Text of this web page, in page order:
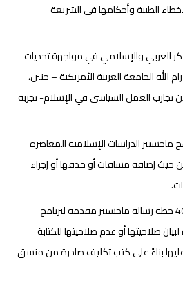
الطبية وأحكامها في الشريعة
العربي والإسلامي في مواجهة تحديات
الجامعة العربية الأمريكية – جنين،
تجارب العمل السياسي في الإسلام- تجربة
ماجستير الدراسات الإسلامية المعاصرة
حيث إضافة مساقات أو حذفها أو إجراء
إبداء الرأي في أكثر من 40 خطة رسالة ماجستير مقدمة لبرنامج
صلاحيتها أو عدم صلاحيتها للكتابة
عليها بناءً على كتب تكليف صادرة من منسق